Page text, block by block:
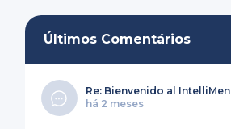
Últimos Comentários
Re: Bienvenido al IntelliMen
há 2 meses